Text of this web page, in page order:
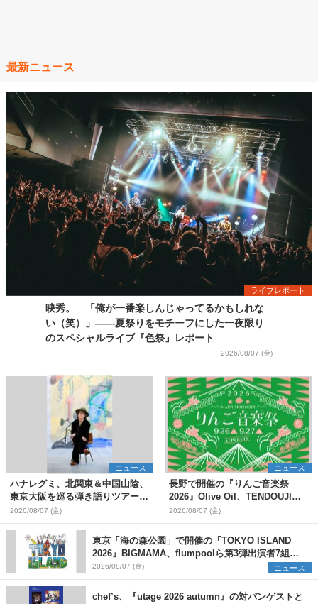
最新ニュース
ライブレポート
映秀。 「俺が一番楽しんじゃってるかもしれな
い（笑）」――夏祭りをモチーフにした一夜限り
のスペシャルライブ『色祭』レポート
2026/08/07 (金)
ニュース
ハナレグミ、北関東＆中国山陰、
東京大阪を巡る弾き語りツアー10
月より開催決定
2026/08/07 (金)
ニュース
長野で開催の『りんご音楽祭
2026』Olive Oil、TENDOUJIら
第11弾出演アーティスト（16組）
を発表
2026/08/07 (金)
東京「海の森公園」で開催の『TOKYO ISLAND
2026』BIGMAMA、flumpoolら第3弾出演者7組を
発表 ワークショップ・アート出展者を募集
2026/08/07 (金) ニュース
chef’s、『utage 2026 autumn』の対バンゲストと